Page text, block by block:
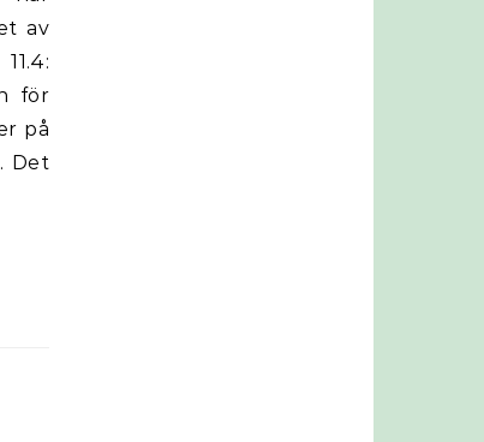
av
för
på
Det